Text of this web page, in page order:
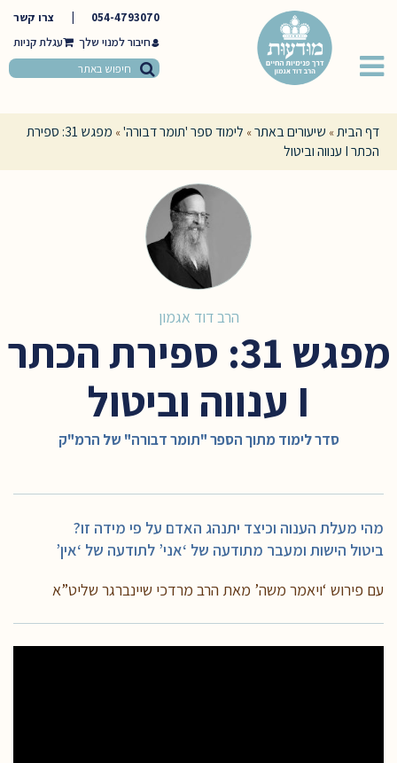
054-4793070
צרו קשר
חיבור למנוי שלך
דף הבית» שיעורים באתר» לימוד ספר 'תומר דבורה'»
מפגש 31: ספירת
הכתר I ענווה וביטול
הרב דוד אגמון
מפגש 31: ספירת הכתר
I ענווה וביטול
סדר לימוד מתוך הספר "תומר דבורה" של הרמ"ק
מהי מעלת הענוה וכיצד יתנהג האדם על פי מידה זו?
ביטול הישות ומעבר מתודעה של ‘אני’ לתודעה של ‘אין’
עם פירוש ‘ויאמר משה’ מאת הרב מרדכי שיינברגר שליט”א